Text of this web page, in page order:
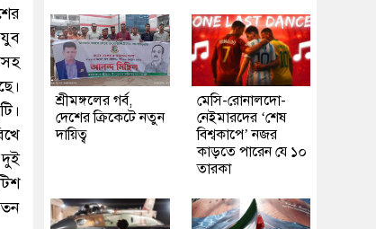
দুই
শ্রীমঙ্গলের গর্ব,
দেশের ক্রিকেটে নতুন
দায়িত্ব
মেসি-রোনালদো-
নেইমারদের ‘শেষ
বিশ্বকাপে’ নজর
কাড়তে পারেন যে ১০
তারকা